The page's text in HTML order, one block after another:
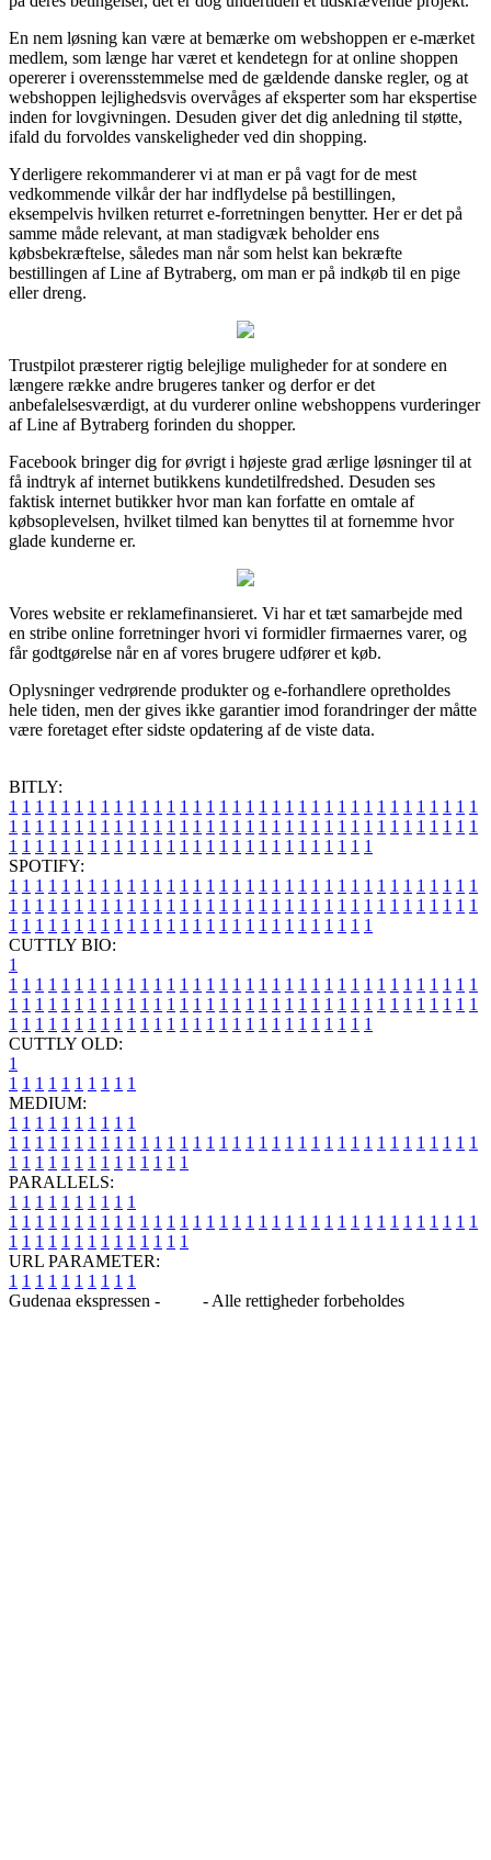
En nem løsning kan være at bemærke om webshoppen er e-mærket
medlem, som længe har været et kendetegn for at online shoppen
opererer i overensstemmelse med de gældende danske regler, og at
webshoppen lejlighedsvis overvåges af eksperter som har ekspertise
inden for lovgivningen. Desuden giver det dig anledning til støtte,
ifald du forvoldes vanskeligheder ved din shopping.
Yderligere rekommanderer vi at man er på vagt for de mest
vedkommende vilkår der har indflydelse på bestillingen,
eksempelvis hvilken returret e-forretningen benytter. Her er det på
samme måde relevant, at man stadigvæk beholder ens
købsbekræftelse, således man når som helst kan bekræfte
bestillingen af Line af Bytraberg, om man er på indkøb til en pige
eller dreng.
Trustpilot præsterer rigtig belejlige muligheder for at sondere en
længere række andre brugeres tanker og derfor er det
anbefalelsesværdigt, at du vurderer online webshoppens vurderinger
af Line af Bytraberg forinden du shopper.
Facebook bringer dig for øvrigt i højeste grad ærlige løsninger til at
få indtryk af internet butikkens kundetilfredshed. Desuden ses
faktisk internet butikker hvor man kan forfatte en omtale af
købsoplevelsen, hvilket tilmed kan benyttes til at fornemme hvor
glade kunderne er.
Vores website er reklamefinansieret. Vi har et tæt samarbejde med
en stribe online forretninger hvori vi formidler firmaernes varer, og
får godtgørelse når en af vores brugere udfører et køb.
Oplysninger vedrørende produkter og e-forhandlere opretholdes
hele tiden, men der gives ikke garantier imod forandringer der måtte
være foretaget efter sidste opdatering af de viste data.
BITLY:
1 1 1 1 1 1 1 1 1 1 1 1 1 1 1 1 1 1 1 1 1 1 1 1 1 1 1 1 1 1 1 1 1 1 1 1
1 1 1 1 1 1 1 1 1 1 1 1 1 1 1 1 1 1 1 1 1 1 1 1 1 1 1 1 1 1 1 1 1 1 1 1
1 1 1 1 1 1 1 1 1 1 1 1 1 1 1 1 1 1 1 1 1 1 1 1 1 1 1 1
SPOTIFY:
1 1 1 1 1 1 1 1 1 1 1 1 1 1 1 1 1 1 1 1 1 1 1 1 1 1 1 1 1 1 1 1 1 1 1 1
1 1 1 1 1 1 1 1 1 1 1 1 1 1 1 1 1 1 1 1 1 1 1 1 1 1 1 1 1 1 1 1 1 1 1 1
1 1 1 1 1 1 1 1 1 1 1 1 1 1 1 1 1 1 1 1 1 1 1 1 1 1 1 1
CUTTLY BIO:
1
1 1 1 1 1 1 1 1 1 1 1 1 1 1 1 1 1 1 1 1 1 1 1 1 1 1 1 1 1 1 1 1 1 1 1 1
1 1 1 1 1 1 1 1 1 1 1 1 1 1 1 1 1 1 1 1 1 1 1 1 1 1 1 1 1 1 1 1 1 1 1 1
1 1 1 1 1 1 1 1 1 1 1 1 1 1 1 1 1 1 1 1 1 1 1 1 1 1 1 1
CUTTLY OLD:
1
1 1 1 1 1 1 1 1 1 1
MEDIUM:
1 1 1 1 1 1 1 1 1 1
1 1 1 1 1 1 1 1 1 1 1 1 1 1 1 1 1 1 1 1 1 1 1 1 1 1 1 1 1 1 1 1 1 1 1 1
1 1 1 1 1 1 1 1 1 1 1 1 1 1
PARALLELS:
1 1 1 1 1 1 1 1 1 1
1 1 1 1 1 1 1 1 1 1 1 1 1 1 1 1 1 1 1 1 1 1 1 1 1 1 1 1 1 1 1 1 1 1 1 1
1 1 1 1 1 1 1 1 1 1 1 1 1 1
URL PARAMETER:
1 1 1 1 1 1 1 1 1 1
Gudenaa ekspressen -
- Alle rettigheder forbeholdes